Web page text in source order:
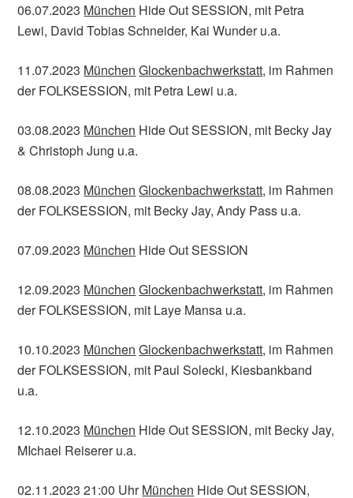
06.07.2023 München Hide Out SESSION, mit Petra
Lewi, David Tobias Schneider, Kai Wunder u.a.
11.07.2023 München Glockenbachwerkstatt, im Rahmen
der FOLKSESSION, mit Petra Lewi u.a.
03.08.2023 München Hide Out SESSION, mit Becky Jay
& Christoph Jung u.a.
08.08.2023 München Glockenbachwerkstatt, im Rahmen
der FOLKSESSION, mit Becky Jay, Andy Pass u.a.
07.09.2023 München Hide Out SESSION
12.09.2023 München Glockenbachwerkstatt, im Rahmen
der FOLKSESSION, mit Laye Mansa u.a.
10.10.2023 München Glockenbachwerkstatt, im Rahmen
der FOLKSESSION, mit Paul Solecki, Kiesbankband
u.a.
12.10.2023 München Hide Out SESSION, mit Becky Jay,
MIchael Reiserer u.a.
02.11.2023 21:00 UhrMünchen Hide Out SESSION,